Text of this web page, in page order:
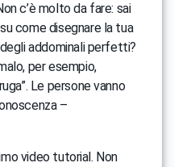
c’è molto da fare: sai
come disegnare la tua
addominali perfetti?
per esempio,
Le persone vanno
–
video tutorial. Non